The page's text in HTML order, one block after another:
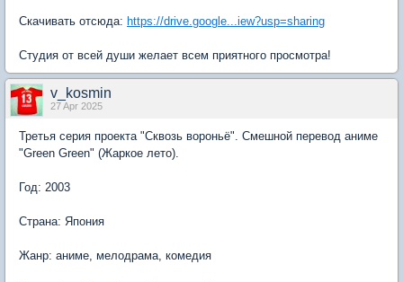
Скачивать отсюда: https://drive.google...iew?usp=sharing
Студия от всей души желает всем приятного просмотра!
v_kosmin
27 Apr 2025
Третья серия проекта "Сквозь вороньё". Смешной перевод аниме
"Green Green" (Жаркое лето).
Год: 2003
Страна: Япония
Жанр: аниме, мелодрама, комедия